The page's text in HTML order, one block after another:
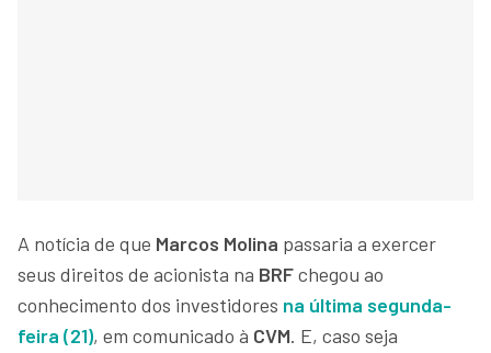
A notícia de que Marcos Molina passaria a exercer
seus direitos de acionista na BRFchegou ao
conhecimento dos investidores na última segunda-
feira (21), em comunicado à CVM. E, caso seja